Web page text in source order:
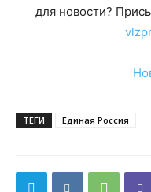
для новости?
ТЕГИ Единая Россия